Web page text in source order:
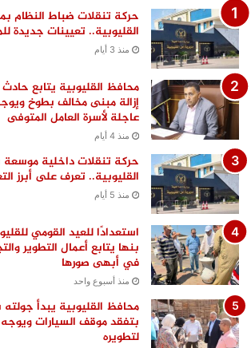
حركة تنقلات ضباط النظام
القليوبية.. تعيينات جديدة
منذ 3 أيام
محافظ القليوبية يتابع
إزالة مبنى مخالف بطوخ
عاجلة لأسرة العامل المتوفى
منذ 4 أيام
حركة تنقلات داخلية موسعة
القليوبية.. تعرف على أبرز
منذ 5 أيام
استعدادًا للعيد القومي
بنها يتابع أعمال التطوير
في أبهى صورها
منذ أسبوع واحد
محافظ القليوبية يبدأ
بتفقد موقف السيارات
لتطويره